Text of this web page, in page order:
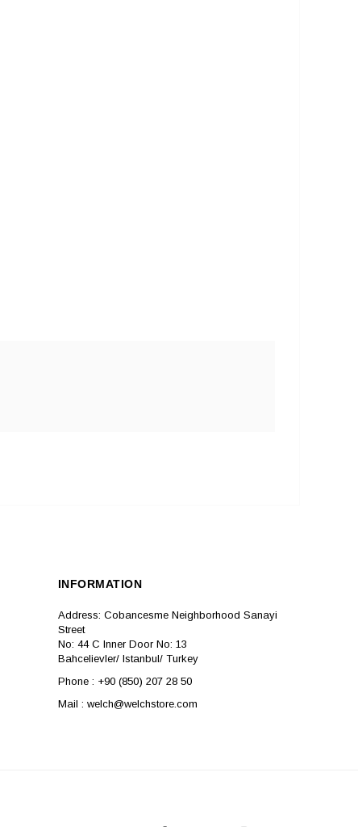
INFORMATION
Address: Cobancesme Neighborhood Sanayi
Street
No: 44 C Inner Door No: 13
Bahcelievler/ Istanbul/ Turkey
Phone : +90 (850) 207 28 50
Mail : welch@welchstore.com